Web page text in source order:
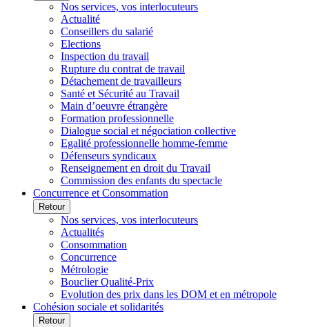
Nos services, vos interlocuteurs
Actualité
Conseillers du salarié
Elections
Inspection du travail
Rupture du contrat de travail
Détachement de travailleurs
Santé et Sécurité au Travail
Main d’oeuvre étrangère
Formation professionnelle
Dialogue social et négociation collective
Egalité professionnelle homme-femme
Défenseurs syndicaux
Renseignement en droit du Travail
Commission des enfants du spectacle
Concurrence et Consommation
Retour
Nos services, vos interlocuteurs
Actualités
Consommation
Concurrence
Métrologie
Bouclier Qualité-Prix
Evolution des prix dans les DOM et en métropole
Cohésion sociale et solidarités
Retour